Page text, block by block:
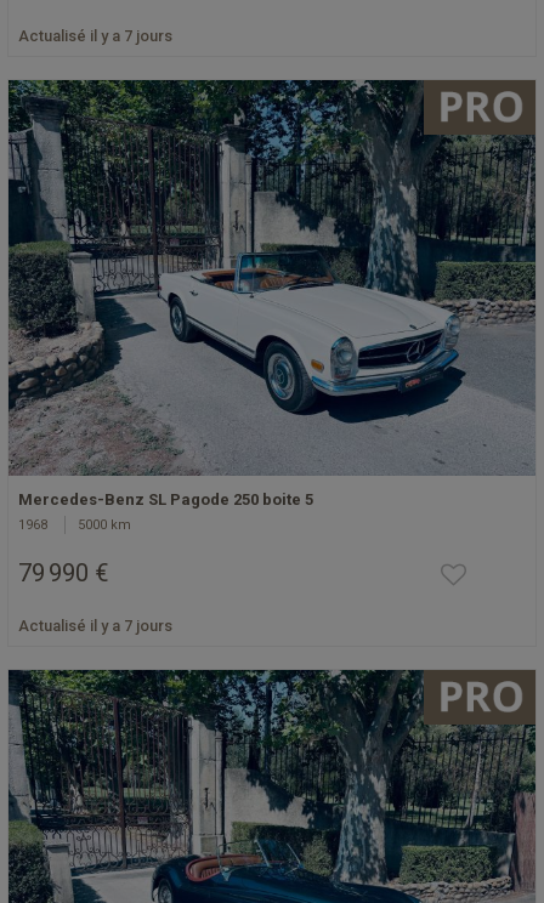
Actualisé il y a 7 jours
Mercedes-Benz SL Pagode 250 boite 5
1968 5000 km
79 990 €
Actualisé il y a 7 jours